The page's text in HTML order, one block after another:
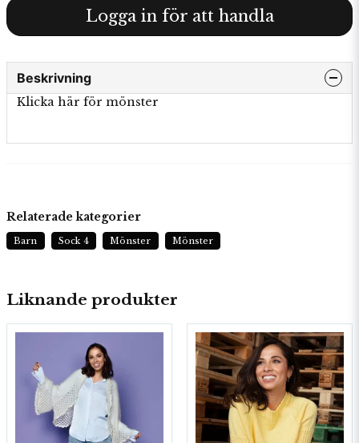
Logga in för att handla
Beskrivning
Klicka här för mönster
Liknande produkter
Relaterade kategorier
Barn Sock 4 Mönster Mönster